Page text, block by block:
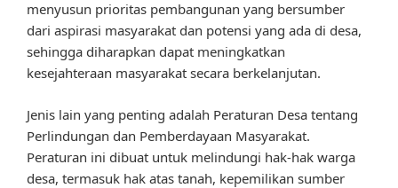
menyusun prioritas pembangunan yang bersumber
dari aspirasi masyarakat dan potensi yang ada di desa,
sehingga diharapkan dapat meningkatkan
kesejahteraan masyarakat secara berkelanjutan.
Jenis lain yang penting adalah Peraturan Desa tentang
Perlindungan dan Pemberdayaan Masyarakat.
Peraturan ini dibuat untuk melindungi hak-hak warga
desa, termasuk hak atas tanah, kepemilikan sumber